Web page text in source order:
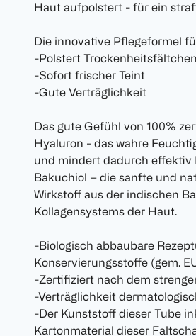
Haut aufpolstert - für ein
Die innovative Pflegeformel
-Polstert
-Sofort frischer Teint
-Gute Verträglichkeit
Das gute Gefühl von 100%
Hyaluron - das wahre
und mindert dadurch effektiv
Bakuchiol – die sanfte und
Wirkstoff aus der indischen
Kollagensystems der Haut.
-Biologisch abbaubare
Konservierungsstoffe (gem.
-Zertifiziert nach dem
-Verträglichkeit
-Der Kunststoff dieser Tube
Kartonmaterial dieser